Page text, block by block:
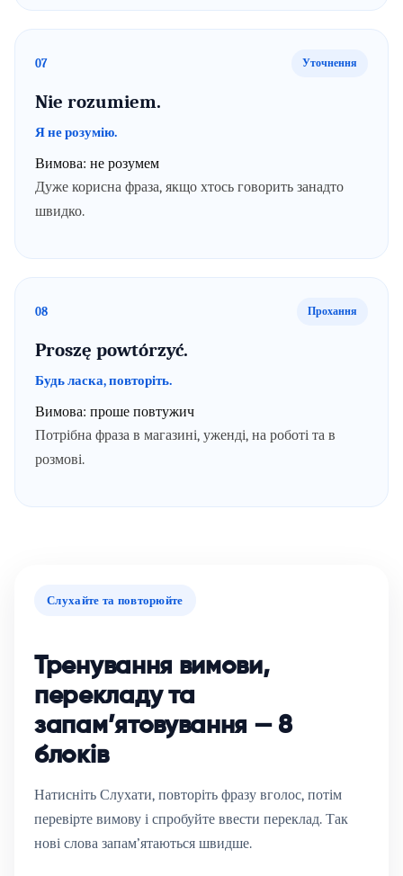
07 Уточнення
Nie rozumiem.
Я не розумію.
Вимова: не розумем
Дуже корисна фраза, якщо хтось говорить занадто
швидко.
08 Прохання
Proszę powtórzyć.
Будь ласка, повторіть.
Вимова: проше повтужич
Потрібна фраза в магазині, уженді, на роботі та в
розмові.
Слухайте та повторюйте
Тренування вимови,
перекладу та
запам’ятовування — 8
блоків
Натисніть Слухати, повторіть фразу вголос, потім
перевірте вимову і спробуйте ввести переклад. Так
нові слова запам’ятаються швидше.